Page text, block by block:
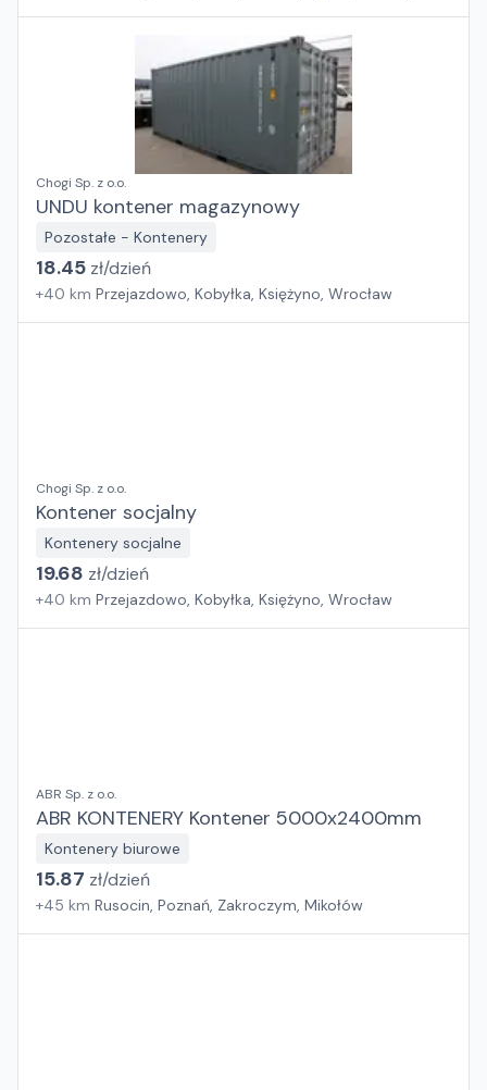
Tyniec Mały, Częstochowa, Kielce, Elizówka, Uniszowice,
Lublin, Lublin, Kraków, Kraków, Wierzchosławice,
Trzebownisko, Przemyśl
Chogi Sp. z o.o.
UNDU kontener magazynowy
Pozostałe - Kontenery
18.45 zł/dzień
+40 km Przejazdowo, Kobyłka, Księżyno, Wrocław
Chogi Sp. z o.o.
Kontener socjalny
Kontenery socjalne
19.68 zł/dzień
+40 km Przejazdowo, Kobyłka, Księżyno, Wrocław
ABR Sp. z o.o.
ABR KONTENERY Kontener 5000x2400mm
Kontenery biurowe
15.87 zł/dzień
+45 km Rusocin, Poznań, Zakroczym, Mikołów